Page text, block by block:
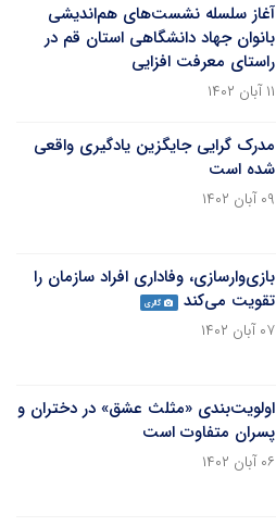
آغاز سلسله نشست‌های هم‌اندیشی
بانوان جهاد دانشگاهی استان قم در
راستای معرفت افزایی
۱۱ آبان ۱۴۰۲
مدرک گرایی جایگزین یادگیری واقعی
شده است
۰۹ آبان ۱۴۰۲
بازی‌وارسازی، وفاداری افراد سازمان را
تقویت می‌کند
گالری
۰۷ آبان ۱۴۰۲
اولویت‌بندی «مثلث عشق» در دختران و
پسران متفاوت است
۰۶ آبان ۱۴۰۲